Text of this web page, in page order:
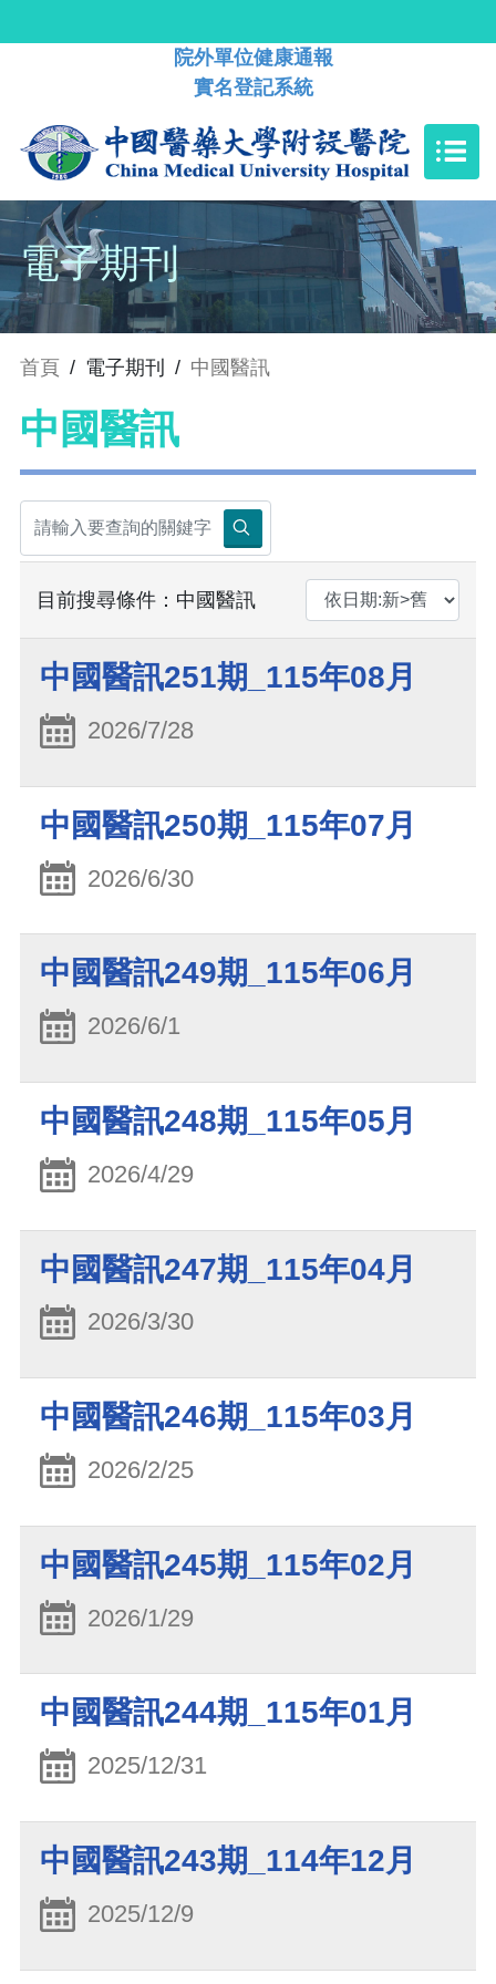
院外單位健康通報
實名登記系統
電子期刊
首頁 / 電子期刊 / 中國醫訊
中國醫訊
目前搜尋條件：中國醫訊
中國醫訊251期_115年08月
2026/7/28
中國醫訊250期_115年07月
2026/6/30
中國醫訊249期_115年06月
2026/6/1
中國醫訊248期_115年05月
2026/4/29
中國醫訊247期_115年04月
2026/3/30
中國醫訊246期_115年03月
2026/2/25
中國醫訊245期_115年02月
2026/1/29
中國醫訊244期_115年01月
2025/12/31
中國醫訊243期_114年12月
2025/12/9